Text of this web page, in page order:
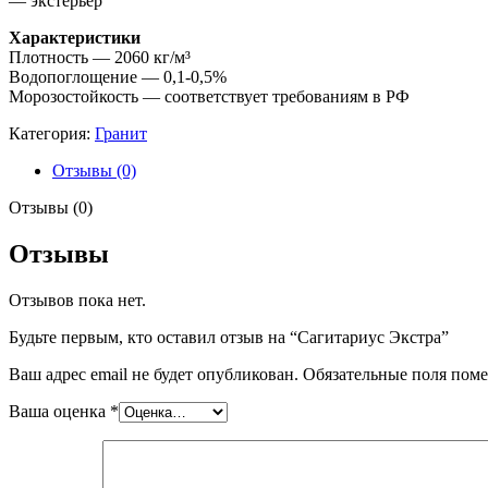
Характеристики
Плотность — 2060 кг/м³
Водопоглощение — 0,1-0,5%
Морозостойкость — соответствует требованиям в РФ
Категория: Гранит
Отзывы (0)
Отзывы (0)
Отзывы
Отзывов пока нет.
Будьте первым, кто оставил отзыв на “Сагитариус Экстра”
Ваш адрес email не будет опубликован. Обязательные поля
Ваша оценка *